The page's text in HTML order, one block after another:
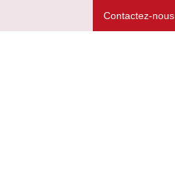
Contactez-nous